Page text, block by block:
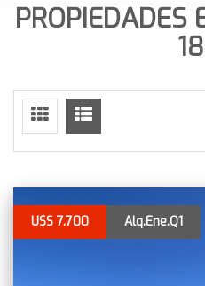
PROPIEDADES
U$S 7.700 Alq.Ene.Q1